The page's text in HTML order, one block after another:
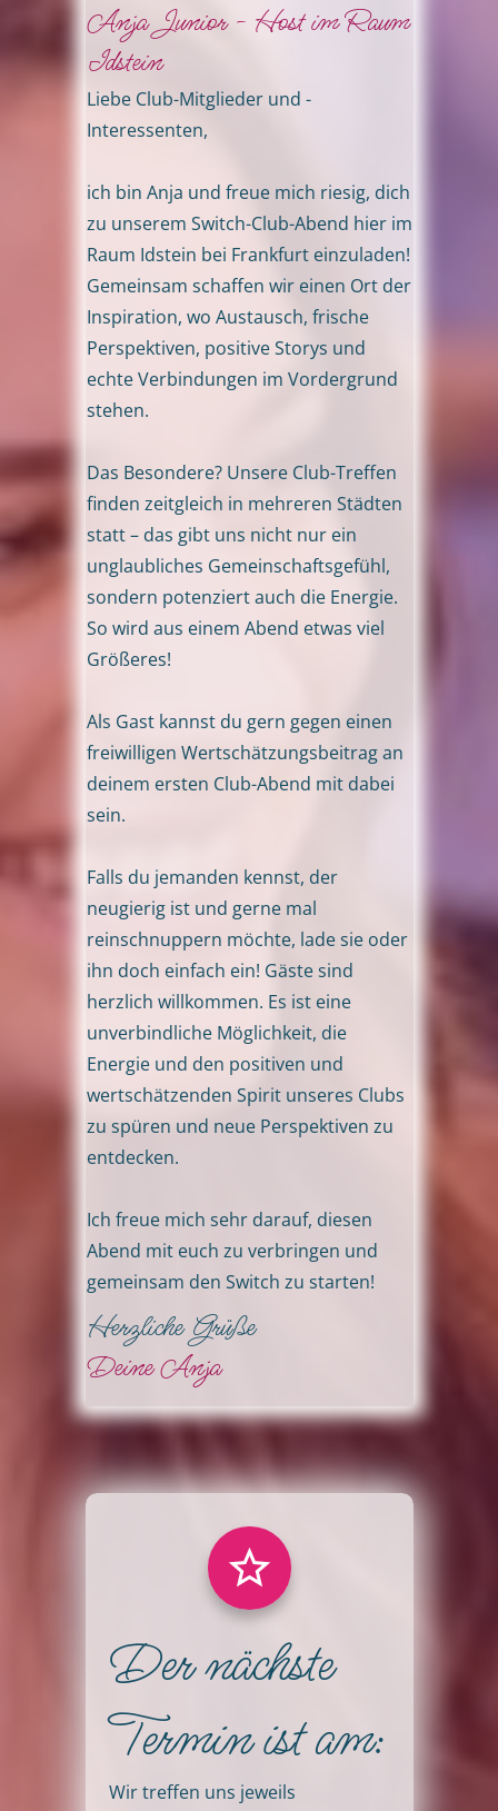
Anja Junior - Host im Raum
Idstein
Liebe Club-Mitglieder und -
Interessenten,
ich bin Anja und freue mich riesig, dich
zu unserem Switch-Club-Abend hier im
Raum Idstein bei Frankfurt einzuladen!
Gemeinsam schaffen wir einen Ort der
Inspiration, wo Austausch, frische
Perspektiven, positive Storys und
echte Verbindungen im Vordergrund
stehen.
Das Besondere? Unsere Club-Treffen
finden zeitgleich in mehreren Städten
statt – das gibt uns nicht nur ein
unglaubliches Gemeinschaftsgefühl,
sondern potenziert auch die Energie.
So wird aus einem Abend etwas viel
Größeres!
Als Gast kannst du gern gegen einen
freiwilligen Wertschätzungsbeitrag an
deinem ersten Club-Abend mit dabei
sein.
Falls du jemanden kennst, der
neugierig ist und gerne mal
reinschnuppern möchte, lade sie oder
ihn doch einfach ein! Gäste sind
herzlich willkommen. Es ist eine
unverbindliche Möglichkeit, die
Energie und den positiven und
wertschätzenden Spirit unseres Clubs
zu spüren und neue Perspektiven zu
entdecken.
Ich freue mich sehr darauf, diesen
Abend mit euch zu verbringen und
gemeinsam den Switch zu starten!
Herzliche Grüße
Deine Anja
Der nächste
Termin ist am:
Wir treffen uns jeweils